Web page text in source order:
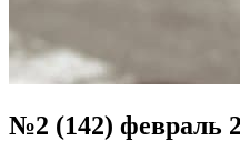
№2 (142) февраль